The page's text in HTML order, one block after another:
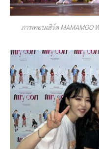
ภาพคอนเสิร์ต MAMAMOO